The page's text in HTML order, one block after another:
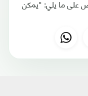
على ما يلي: "يمكن